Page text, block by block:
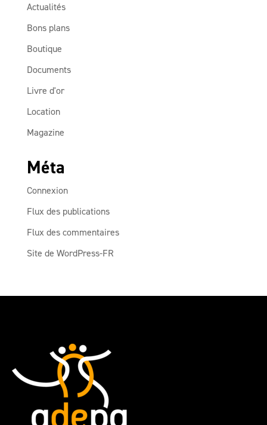
Actualités
Bons plans
Boutique
Documents
Livre d'or
Location
Magazine
Méta
Connexion
Flux des publications
Flux des commentaires
Site de WordPress-FR